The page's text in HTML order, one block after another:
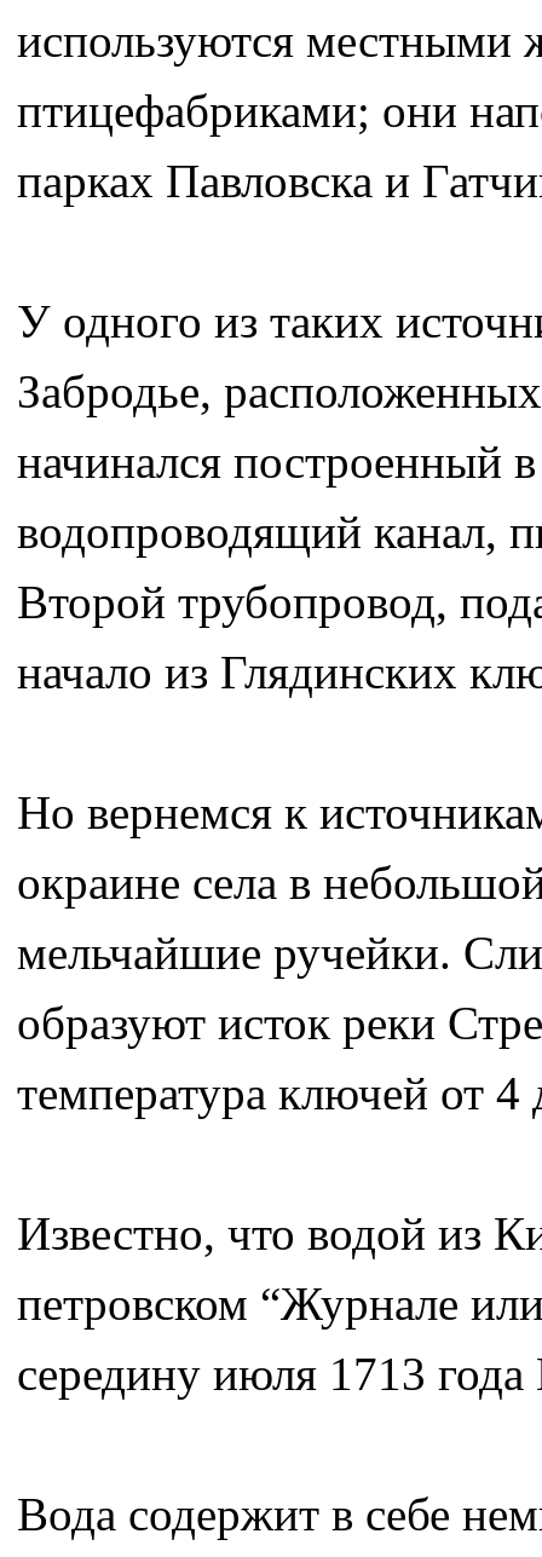
используются местными
птицефабриками; они
парках Павловска и
У одного из таких
Забродье,
начинался построенный
водопроводящий канал,
Второй трубопровод,
начало из Глядинских
Но вернемся к
окраине села в
мельчайшие ручейки.
образуют исток реки
температура ключей от 4
Известно, что водой из
петровском “Журнале
середину июля 1713
Вода содержит в себе